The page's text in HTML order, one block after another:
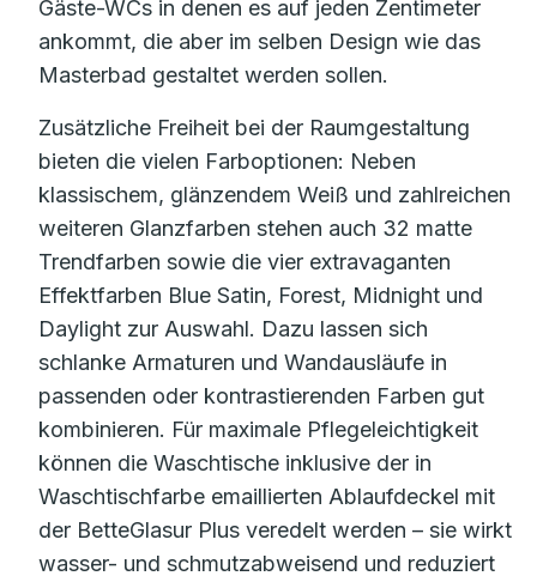
Gäste-WCs in denen es auf jeden Zentimeter
ankommt, die aber im selben Design wie das
Masterbad gestaltet werden sollen.
Zusätzliche Freiheit bei der Raumgestaltung
bieten die vielen Farboptionen: Neben
klassischem, glänzendem Weiß und zahlreichen
weiteren Glanzfarben stehen auch 32 matte
Trendfarben sowie die vier extravaganten
Effektfarben Blue Satin, Forest, Midnight und
Daylight zur Auswahl. Dazu lassen sich
schlanke Armaturen und Wandausläufe in
passenden oder kontrastierenden Farben gut
kombinieren. Für maximale Pflegeleichtigkeit
können die Waschtische inklusive der in
Waschtischfarbe emaillierten Ablaufdeckel mit
der BetteGlasur Plus veredelt werden – sie wirkt
wasser- und schmutzabweisend und reduziert